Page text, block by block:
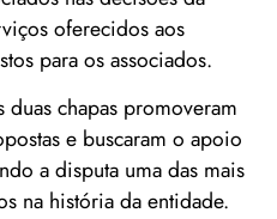
oferecidos aos
para os associados.
duas chapas promoveram
e buscaram o apoio
a disputa uma das mais
na história da entidade.